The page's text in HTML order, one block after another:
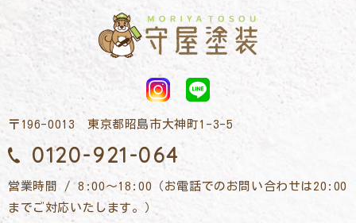
〒196-0013 東京都昭島市大神町1-3-5
0120-921-064
営業時間 / 8:00～18:00（お電話でのお問い合わせは20:00
までご対応いたします。）